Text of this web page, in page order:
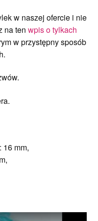
w naszej ofercie i nie
na ten wpis o tylkach
w przystępny sposób
16 mm,